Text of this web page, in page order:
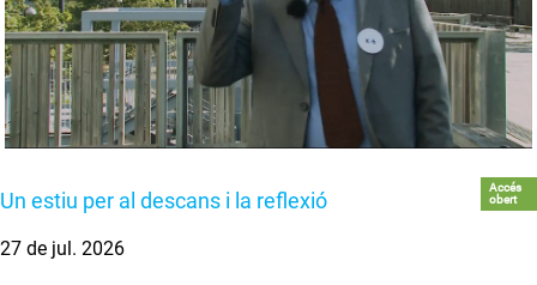
Un estiu per al descans i la reflexió
Accés
obert
27 de jul. 2026